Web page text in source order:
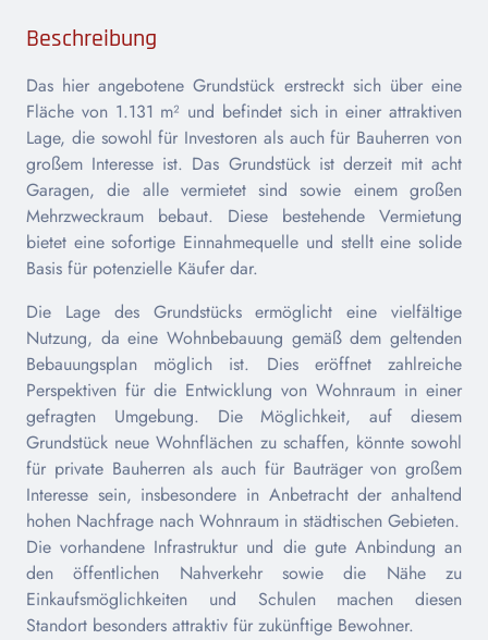
Beschreibung
Das hier angebotene Grundstück erstreckt sich über eine
Fläche von 1.131 m² und befindet sich in einer attraktiven
Lage, die sowohl für Investoren als auch für Bauherren von
großem Interesse ist. Das Grundstück ist derzeit mit acht
Garagen, die alle vermietet sind sowie einem großen
Mehrzweckraum bebaut. Diese bestehende Vermietung
bietet eine sofortige Einnahmequelle und stellt eine solide
Basis für potenzielle Käufer dar.
Die Lage des Grundstücks ermöglicht eine vielfältige
Nutzung, da eine Wohnbebauung gemäß dem geltenden
Bebauungsplan möglich ist. Dies eröffnet zahlreiche
Perspektiven für die Entwicklung von Wohnraum in einer
gefragten Umgebung. Die Möglichkeit, auf diesem
Grundstück neue Wohnflächen zu schaffen, könnte sowohl
für private Bauherren als auch für Bauträger von großem
Interesse sein, insbesondere in Anbetracht der anhaltend
hohen Nachfrage nach Wohnraum in städtischen Gebieten.
Die vorhandene Infrastruktur und die gute Anbindung an
den öffentlichen Nahverkehr sowie die Nähe zu
Einkaufsmöglichkeiten und Schulen machen diesen
Standort besonders attraktiv für zukünftige Bewohner.